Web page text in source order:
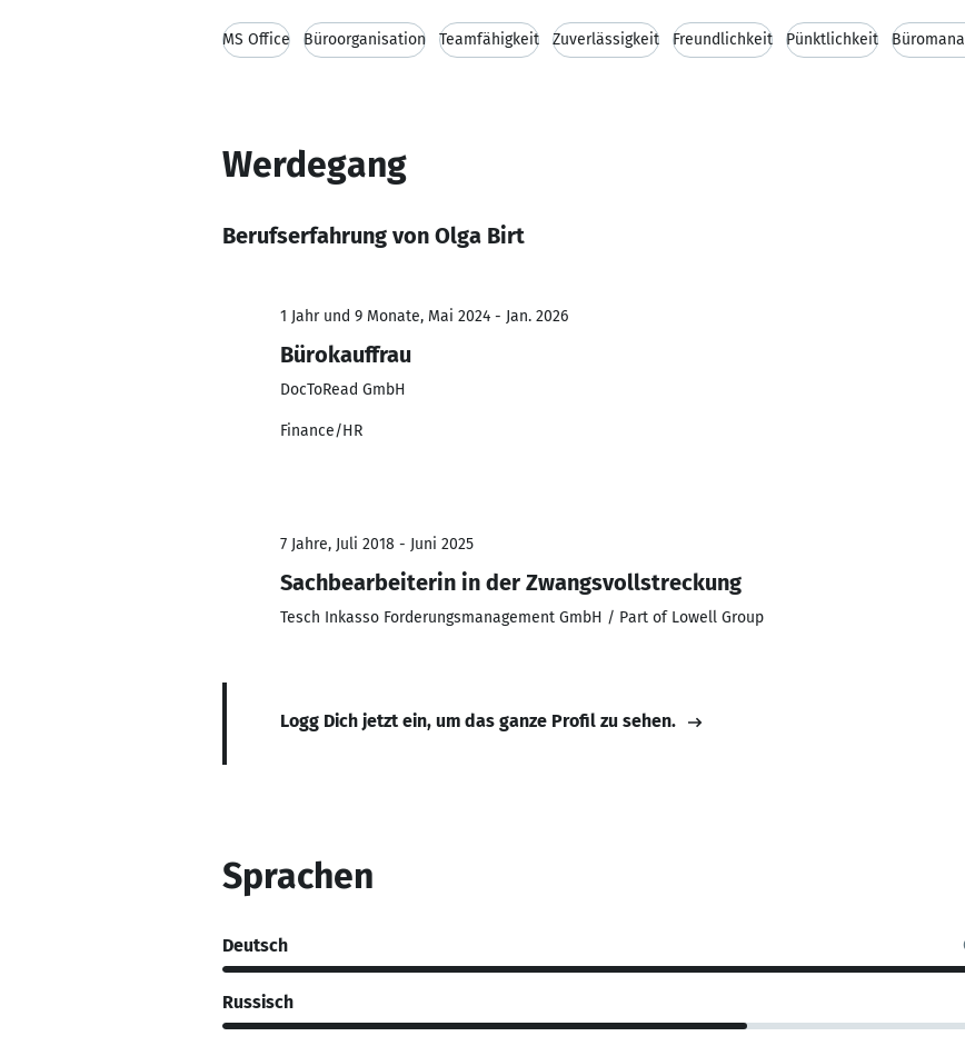
MS Office Büroorganisation Teamfähigkeit Zuverlässigkeit Freundlichkeit Pünktlichkeit
Werdegang
Berufserfahrung von Olga Birt
1 Jahr und 9 Monate, Mai 2024 - Jan. 2026
Bürokauffrau
DocToRead GmbH
Finance/HR
7 Jahre, Juli 2018 - Juni 2025
Sachbearbeiterin in der Zwangsvollstreckung
Tesch Inkasso Forderungsmanagement GmbH / Part of Lowell Group
Logg Dich jetzt ein, um das ganze Profil zu sehen.
Sprachen
Deutsch
Russisch